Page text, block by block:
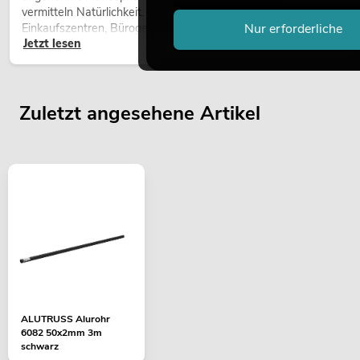
vermitteln Natürlichkeit. Ob in Hotels, Restaurants,
Einkaufszentren, Bürogebäuden oder auf Messeständen: eine
hochwertige Begrünung gehört heute längst zum modernen
Raumkonzept.
Jetzt lesen
Zuletzt angesehene Artikel
ALUTRUSS Alurohr
6082 50x2mm 3m
schwarz
Nur erforderliche